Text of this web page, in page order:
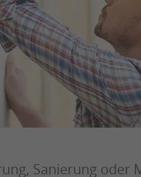
Sanierung oder